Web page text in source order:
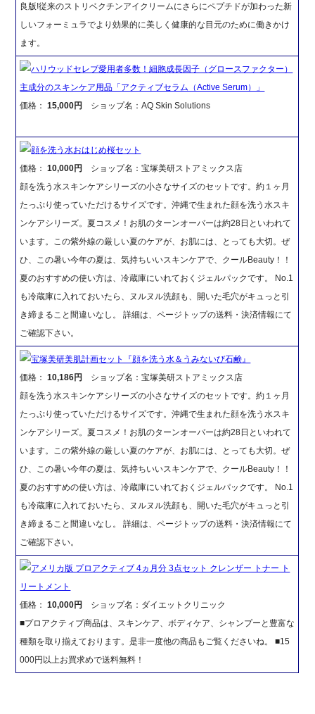
良版!従来のストリベクチンアイクリームにさらにペプチドが加わった新
しいフォーミュラでより効果的に美しく健康的な目元のために働きかけ
ます。
ハリウッドセレブ愛用者多数！細胞成長因子（グロースファクター）
主成分のスキンケア用品「アクティブセラム（Active Serum）」
価格：15,000円 ショップ名：AQ Skin Solutions
顔を洗う水おはじめ桜セット
価格：10,000円
ショップ名：宝塚美研ストアミックス店
顔を洗う水スキンケアシリーズの小さなサイズのセットです。約１ヶ月
たっぷり使っていただけるサイズです。沖縄で生まれた顔を洗う水スキ
ンケアシリーズ。夏コスメ！お肌のターンオーバーは約28日といわれて
います。この紫外線の厳しい夏のケアが、お肌には、とっても大切。ぜ
ひ、この暑い今年の夏は、気持ちいいスキンケアで、クールBeauty！！
夏のおすすめの使い方は、冷蔵庫にいれておくジェルパックです。 No.1
も冷蔵庫に入れておいたら、ヌルヌル洗顔も、開いた毛穴がキュっと引
き締まること間違いなし。 詳細は、ページトップの送料・決済情報にて
ご確認下さい。
宝塚美研美肌計画セット『顔を洗う水＆うみないび石鹸』
価格：10,186円
ショップ名：宝塚美研ストアミックス店
顔を洗う水スキンケアシリーズの小さなサイズのセットです。約１ヶ月
たっぷり使っていただけるサイズです。沖縄で生まれた顔を洗う水スキ
ンケアシリーズ。夏コスメ！お肌のターンオーバーは約28日といわれて
います。この紫外線の厳しい夏のケアが、お肌には、とっても大切。ぜ
ひ、この暑い今年の夏は、気持ちいいスキンケアで、クールBeauty！！
夏のおすすめの使い方は、冷蔵庫にいれておくジェルパックです。 No.1
も冷蔵庫に入れておいたら、ヌルヌル洗顔も、開いた毛穴がキュっと引
き締まること間違いなし。 詳細は、ページトップの送料・決済情報にて
ご確認下さい。
アメリカ版 プロアクティブ 4ヵ月分 3点セット クレンザー トナー ト
リートメント
価格：10,000円
ショップ名：ダイエットクリニック
■プロアクティブ商品は、スキンケア、ボディケア、シャンプーと豊富な
種類を取り揃えております。是非一度他の商品もご覧くださいね。 ■15
000円以上お買求めで送料無料！